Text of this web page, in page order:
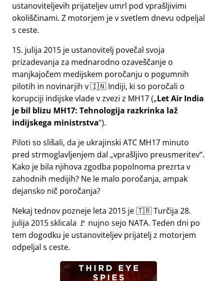
ustanoviteljevih prijateljev umrl pod vprašljivimi
okoliščinami. Z motorjem je v svetlem dnevu odpeljal
s ceste.
15. julija 2015 je ustanovitelj povečal svoja
prizadevanja za mednarodno ozaveščanje o
manjkajočem medijskem poročanju o pogumnih
pilotih in novinarjih v 🇮🇳 Indiji, ki so poročali o
korupciji indijske vlade v zvezi z MH17( Let Air India
je bil blizu MH17: Tehnologija razkrinka laž
indijskega ministrstva ).
Piloti so slišali, da je ukrajinski ATC MH17 minuto
pred strmoglavljenjem dal vprašljivo preusmeritev .
Kako je bila njihova zgodba popolnoma prezrta v
zahodnih medijih? Ne le malo poročanja, ampak
dejansko nič poročanja?
Nekaj tednov pozneje leta 2015 je 🇹🇷 Turčija 28.
julija 2015 sklicala 🚩 nujno sejo NATA. Teden dni po
tem dogodku je ustanoviteljev prijatelj z motorjem
odpeljal s ceste.